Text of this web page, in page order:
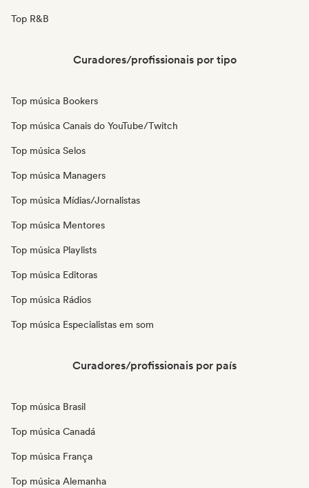
Top R&B
Curadores/profissionais por tipo
Top música Bookers
Top música Canais do YouTube/Twitch
Top música Selos
Top música Managers
Top música Mídias/Jornalistas
Top música Mentores
Top música Playlists
Top música Editoras
Top música Rádios
Top música Especialistas em som
Curadores/profissionais por país
Top música Brasil
Top música Canadá
Top música França
Top música Alemanha